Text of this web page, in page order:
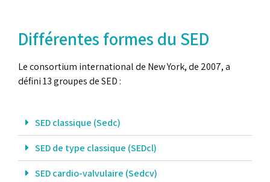
Différentes formes du SED
Le consortium international de New York, de 2007, a
défini 13 groupes de SED :
SED classique (Sedc)
SED de type classique (SEDcl)
SED cardio-valvulaire (Sedcv)